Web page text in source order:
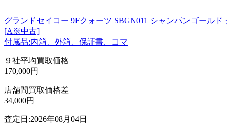
グランドセイコー 9Fクォーツ SBGN011 シャンパンゴールド
[A※中古]
付属品:内箱、外箱、保証書、コマ
９社平均買取価格
170,000円
店舗間買取価格差
34,000円
査定日:2026年08月04日